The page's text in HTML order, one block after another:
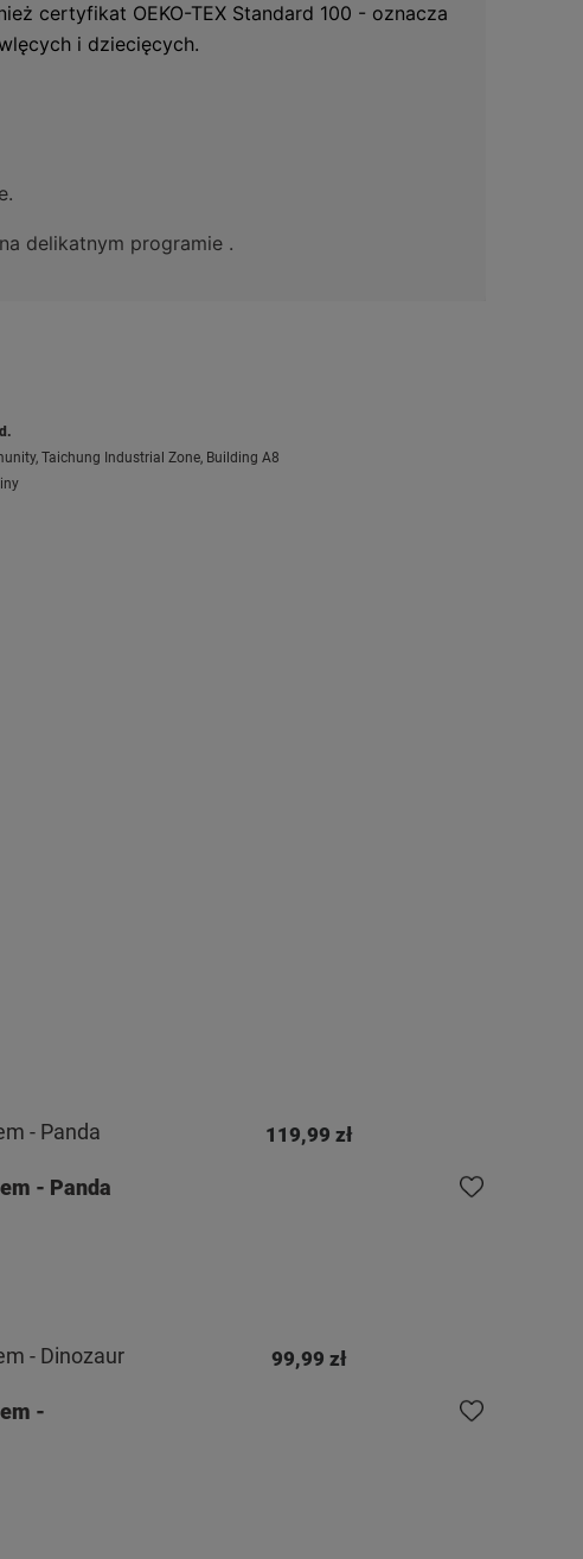
certyfikat OEKO-TEX Standard 100 - oznacza
i dziecięcych.
delikatnym programie .
Taichung Industrial Zone, Building A8
- Panda
- Panda
119,99 zł
Do ulubionych
- Dinozaur
-
99,99 zł
Do ulubionych